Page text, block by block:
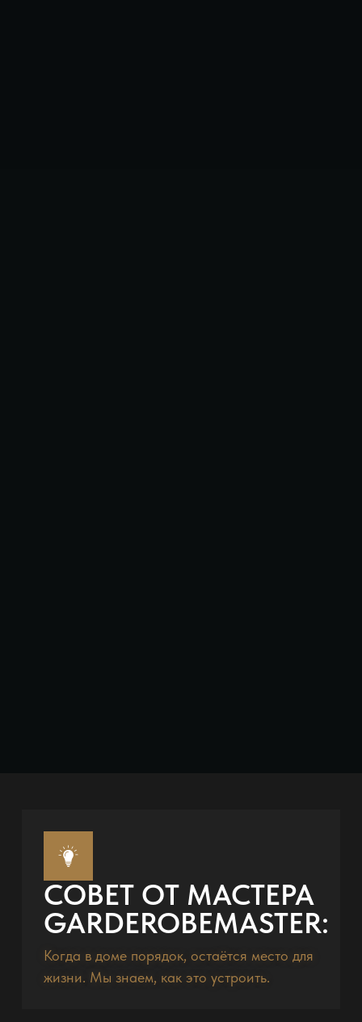
СОВЕТ ОТ МАСТЕРА
GARDEROBEMASTER:
Когда в доме порядок, остаётся место для
жизни. Мы знаем, как это устроить.